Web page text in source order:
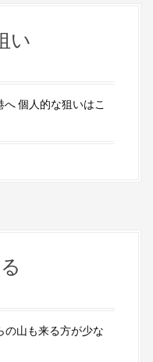
い
個人的な狙いはこ
の山も来る方が少な